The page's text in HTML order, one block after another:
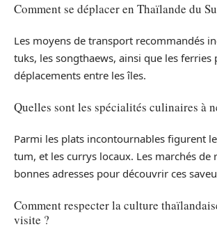
Comment se déplacer en Thaïlande du
Les moyens de transport recommandés
tuks, les songthaews, ainsi que les ferries
déplacements entre les îles.
Quelles sont les spécialités culinaires à
Parmi les plats incontournables figurent
tum, et les currys locaux. Les marchés de
bonnes adresses pour découvrir ces
Comment respecter la culture
visite ?